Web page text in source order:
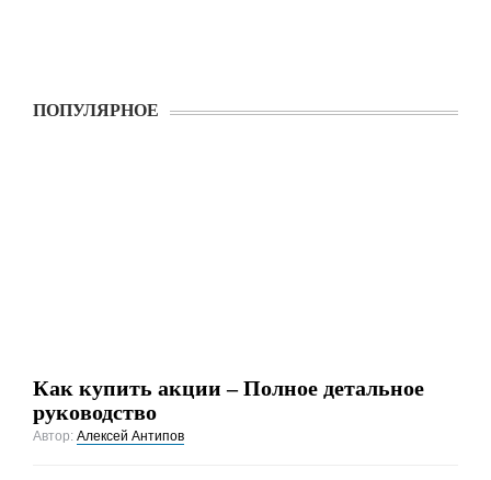
ПОПУЛЯРНОЕ
Как купить акции – Полное детальное
руководство
Автор:Алексей Антипов